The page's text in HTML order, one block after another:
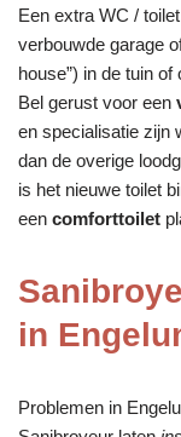
Een extra WC /
verbouwde garage
house”) in de tuin of
Bel gerust voor een
en specialisatie zijn
dan de overige
is het nieuwe toilet
een comforttoilet
in
Problemen in